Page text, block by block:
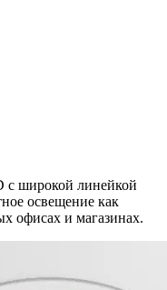
с широкой линейкой
освещение как
офисах и магазинах.